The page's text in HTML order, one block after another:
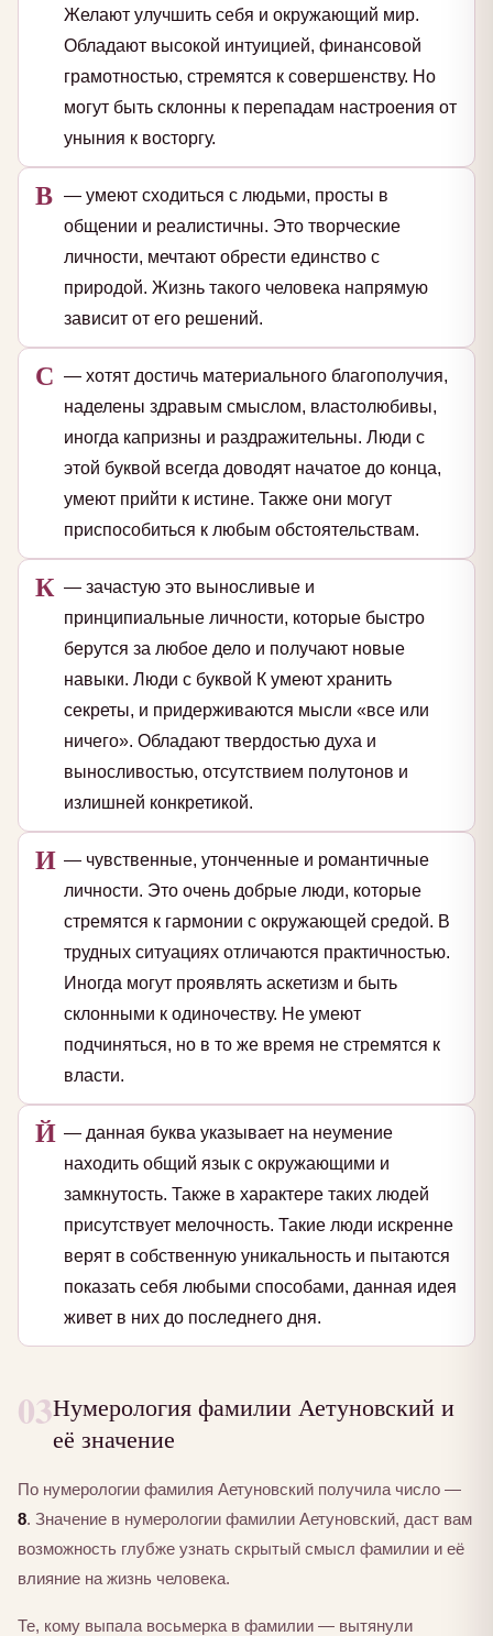
Желают улучшить себя и окружающий мир.
Обладают высокой интуицией, финансовой
грамотностью, стремятся к совершенству. Но
могут быть склонны к перепадам настроения от
уныния к восторгу.
В — умеют сходиться с людьми, просты в
общении и реалистичны. Это творческие
личности, мечтают обрести единство с
природой. Жизнь такого человека напрямую
зависит от его решений.
С — хотят достичь материального благополучия,
наделены здравым смыслом, властолюбивы,
иногда капризны и раздражительны. Люди с
этой буквой всегда доводят начатое до конца,
умеют прийти к истине. Также они могут
приспособиться к любым обстоятельствам.
К — зачастую это выносливые и
принципиальные личности, которые быстро
берутся за любое дело и получают новые
навыки. Люди с буквой К умеют хранить
секреты, и придерживаются мысли «все или
ничего». Обладают твердостью духа и
выносливостью, отсутствием полутонов и
излишней конкретикой.
И — чувственные, утонченные и романтичные
личности. Это очень добрые люди, которые
стремятся к гармонии с окружающей средой. В
трудных ситуациях отличаются практичностью.
Иногда могут проявлять аскетизм и быть
склонными к одиночеству. Не умеют
подчиняться, но в то же время не стремятся к
власти.
Й — данная буква указывает на неумение
находить общий язык с окружающими и
замкнутость. Также в характере таких людей
присутствует мелочность. Такие люди искренне
верят в собственную уникальность и пытаются
показать себя любыми способами, данная идея
живет в них до последнего дня.
03Нумерология фамилии Аетуновский и
её значение
По нумерологии фамилия Аетуновский получила число —
8. Значение в нумерологии фамилии Аетуновский, даст вам
возможность глубже узнать скрытый смысл фамилии и её
влияние на жизнь человека.
Те, кому выпала восьмерка в фамилии — вытянули